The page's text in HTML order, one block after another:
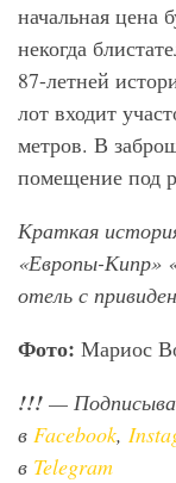
начальная цена
некогда
87-летней
лот входит
метров. В
помещение под
Краткая
«Европы-Кипр»
отель с
Фото: Мариос
!!! —
в Facebook,
в Telegram